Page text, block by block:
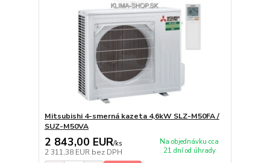
Mitsubishi 4-smerná kazeta 4,6kW SLZ-M50FA /
SUZ-M50VA
2 843,00 EUR/ks
2 311,38 EUR bez DPH
Na objednávku cca
21 dní od úhrady